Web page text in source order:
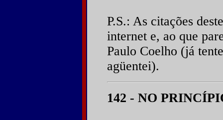
P.S.: As citações
internet e, ao que
Paulo Coelho (já
agüentei).
142 - NO